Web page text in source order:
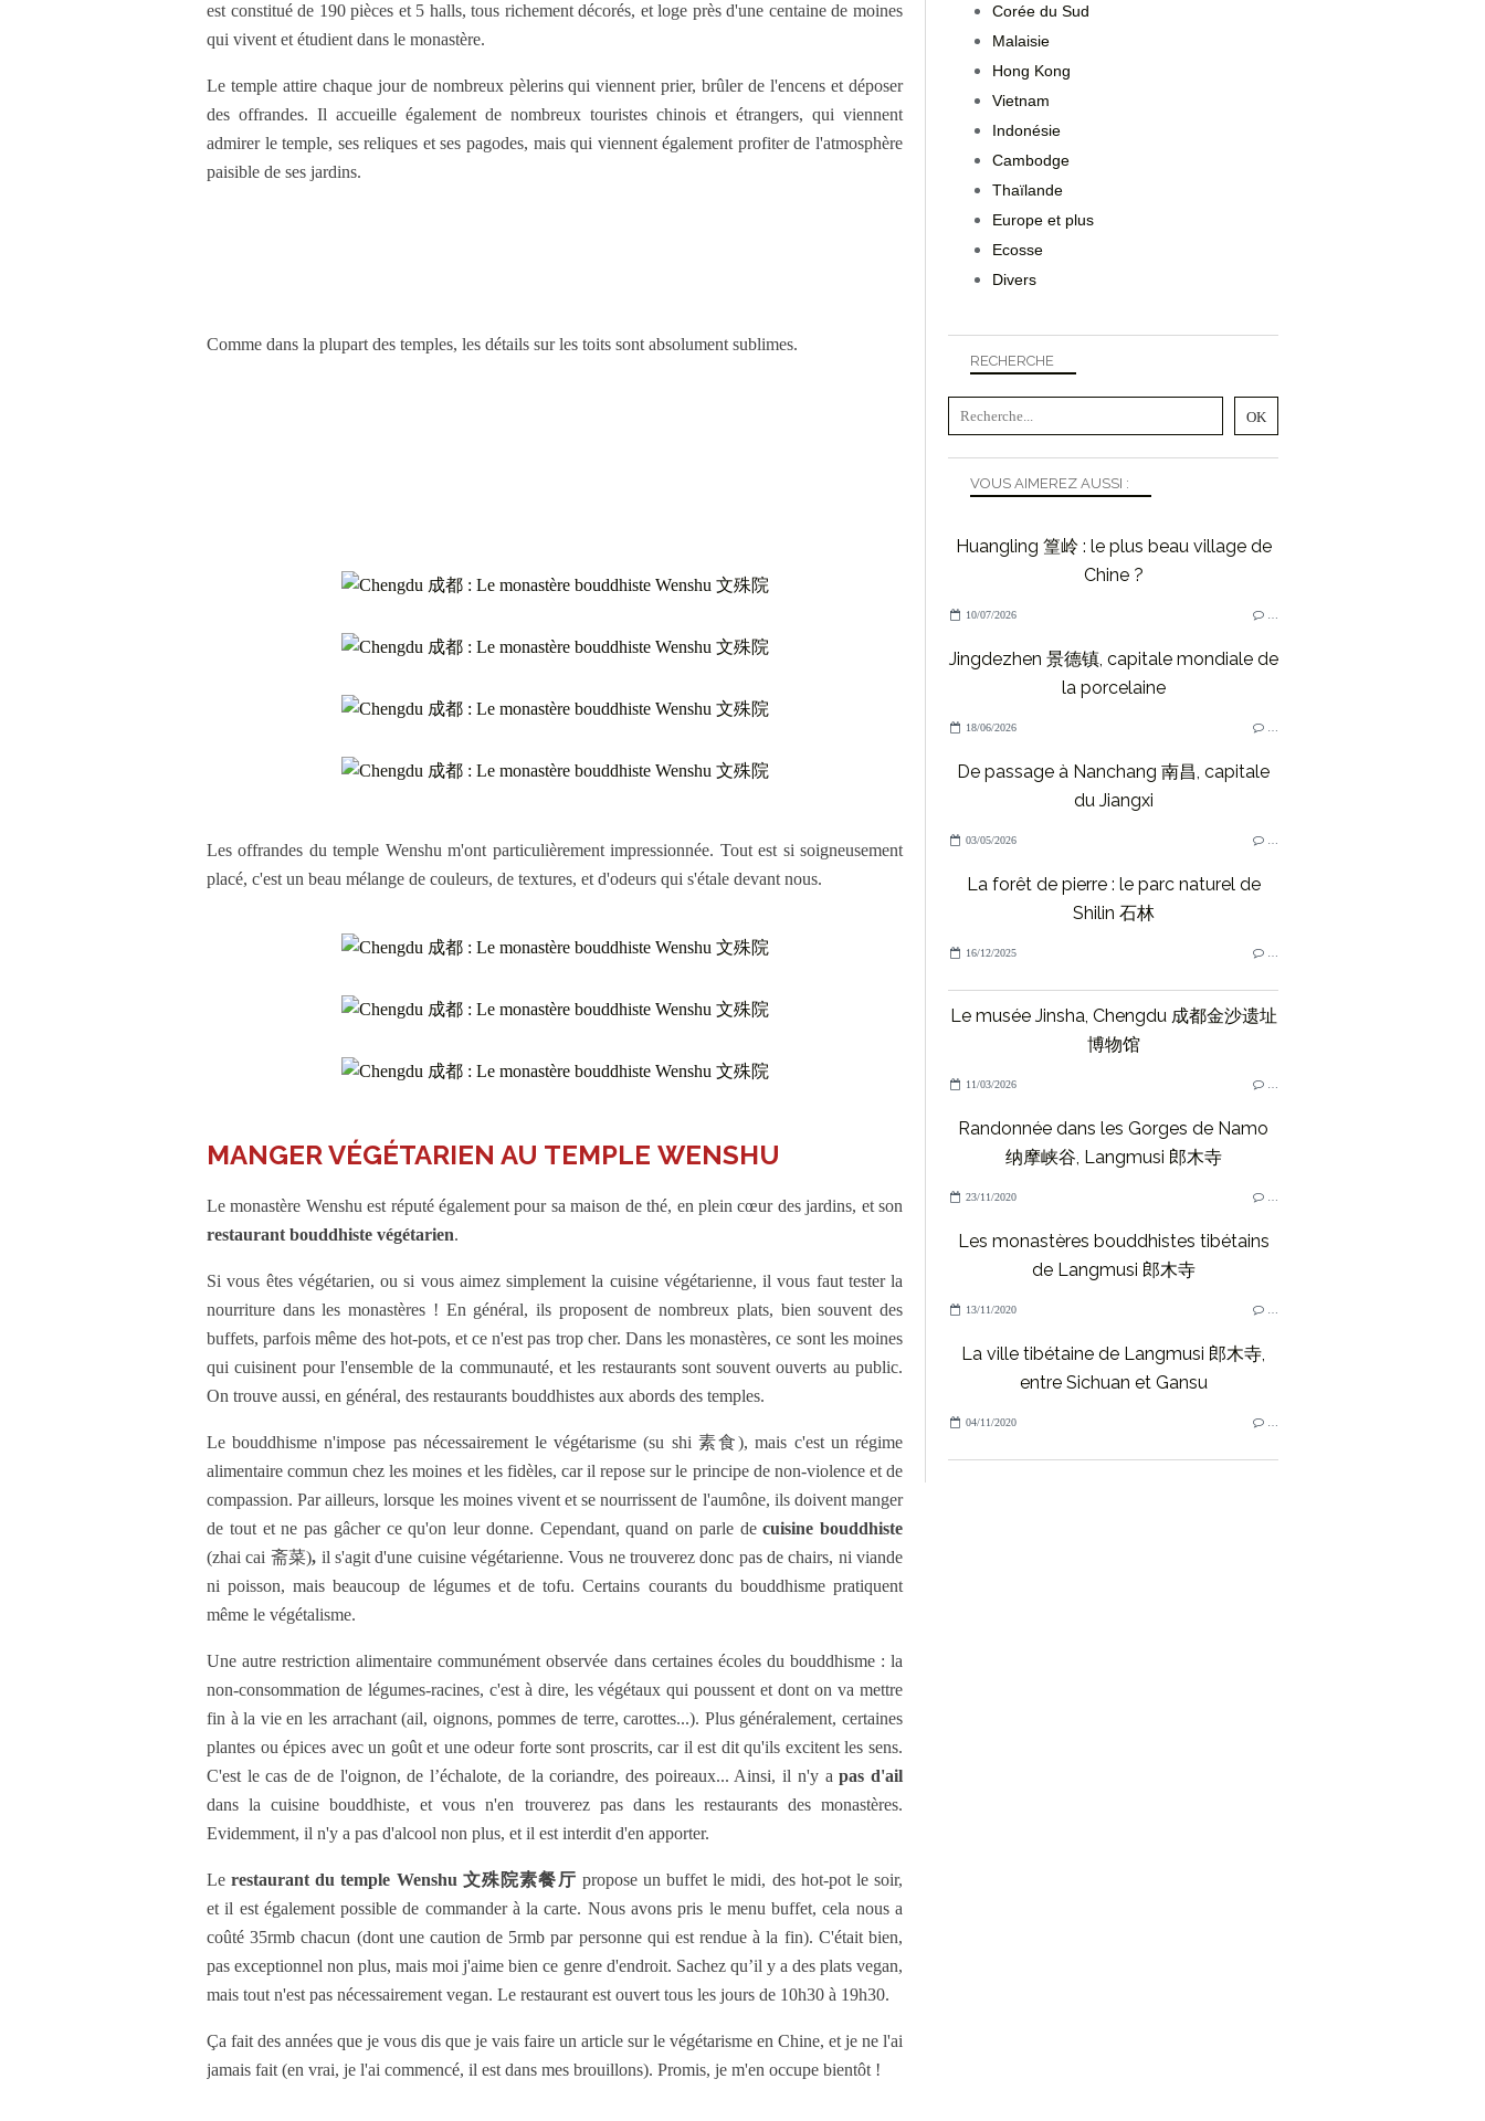
est constitué de 190 pièces et 5 halls, tous richement décorés, et loge près d'une centaine de moines
qui vivent et étudient dans le monastère.
Le temple attire chaque jour de nombreux pèlerins qui viennent prier, brûler de l'encens et déposer
des offrandes. Il accueille également de nombreux touristes chinois et étrangers, qui viennent
admirer le temple, ses reliques et ses pagodes, mais qui viennent également profiter de l'atmosphère
paisible de ses jardins.
Comme dans la plupart des temples, les détails sur les toits sont absolument sublimes.
Les offrandes du temple Wenshu m'ont particulièrement impressionnée. Tout est si soigneusement
placé, c'est un beau mélange de couleurs, de textures, et d'odeurs qui s'étale devant nous.
MANGER VÉGÉTARIEN AU TEMPLE WENSHU
Le monastère Wenshu est réputé également pour sa maison de thé, en plein cœur des jardins, et son
restaurant bouddhiste végétarien.
Si vous êtes végétarien, ou si vous aimez simplement la cuisine végétarienne, il vous faut tester la
nourriture dans les monastères ! En général, ils proposent de nombreux plats, bien souvent des
buffets, parfois même des hot-pots, et ce n'est pas trop cher. Dans les monastères, ce sont les moines
qui cuisinent pour l'ensemble de la communauté, et les restaurants sont souvent ouverts au public.
On trouve aussi, en général, des restaurants bouddhistes aux abords des temples.
Le bouddhisme n'impose pas nécessairement le végétarisme (su shi 素食), mais c'est un régime
alimentaire commun chez les moines et les fidèles, car il repose sur le principe de non-violence et de
compassion. Par ailleurs, lorsque les moines vivent et se nourrissent de l'aumône, ils doivent manger
de tout et ne pas gâcher ce qu'on leur donne. Cependant, quand on parle decuisine bouddhiste
(zhai cai 斋菜), il s'agit d'une cuisine végétarienne. Vous ne trouverez donc pas de chairs, ni viande
ni poisson, mais beaucoup de légumes et de tofu. Certains courants du bouddhisme pratiquent
même le végétalisme.
Une autre restriction alimentaire communément observée dans certaines écoles du bouddhisme : la
non-consommation de légumes-racines, c'est à dire, les végétaux qui poussent et dont on va mettre
fin à la vie en les arrachant (ail, oignons, pommes de terre, carottes...). Plus généralement, certaines
plantes ou épices avec un goût et une odeur forte sont proscrits, car il est dit qu'ils excitent les sens.
C'est le cas de de l'oignon, de l’échalote, de la coriandre, des poireaux... Ainsi, il n'y apas d'ail
dans la cuisine bouddhiste, et vous n'en trouverez pas dans les restaurants des monastères.
Evidemment, il n'y a pas d'alcool non plus, et il est interdit d'en apporter.
Lerestaurant du temple Wenshu 文殊院素餐厅 propose un buffet le midi, des hot-pot le soir,
et il est également possible de commander à la carte. Nous avons pris le menu buffet, cela nous a
coûté 35rmb chacun (dont une caution de 5rmb par personne qui est rendue à la fin). C'était bien,
pas exceptionnel non plus, mais moi j'aime bien ce genre d'endroit. Sachez qu’il y a des plats vegan,
mais tout n'est pas nécessairement vegan. Le restaurant est ouvert tous les jours de 10h30 à 19h30.
Ça fait des années que je vous dis que je vais faire un article sur le végétarisme en Chine, et je ne l'ai
jamais fait (en vrai, je l'ai commencé, il est dans mes brouillons). Promis, je m'en occupe bientôt !
RECHERCHE
VOUS AIMEREZ AUSSI :
Huangling 篁岭 : le plus beau village de
Chine ?
10/07/2026
Jingdezhen 景德镇, capitale mondiale de
la porcelaine
18/06/2026
De passage à Nanchang 南昌, capitale
du Jiangxi
03/05/2026
La forêt de pierre : le parc naturel de
Shilin 石林
16/12/2025
Le musée Jinsha, Chengdu 成都金沙遗址
博物馆
11/03/2026
Randonnée dans les Gorges de Namo
纳摩峡谷, Langmusi 郎木寺
23/11/2020
Les monastères bouddhistes tibétains
de Langmusi 郎木寺
13/11/2020
La ville tibétaine de Langmusi 郎木寺,
entre Sichuan et Gansu
04/11/2020
Corée du Sud
Malaisie
Hong Kong
Vietnam
Indonésie
Cambodge
Thaïlande
Europe et plus
Ecosse
Divers